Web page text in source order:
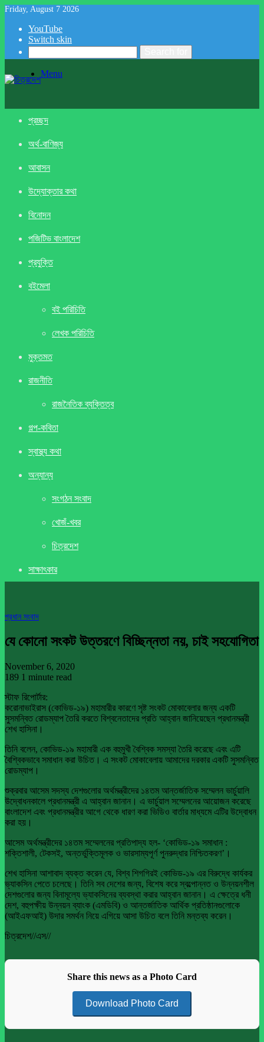
Friday, August 7 2026
YouTube
Switch skin
Menu
প্রচ্ছদ
অর্থ-বাণিজ্য
আবাসন
উদ্যোক্তার কথা
বিনোদন
পজিটিভ বাংলাদেশ
প্রযুক্তি
বইমেলা
বই পরিচিতি
লেখক পরিচিতি
মুক্তমত
রাজনীতি
রাজনৈতিক ব্যক্তিত্ব
গল্প-কবিতা
স্বাস্থ্য কথা
অন্যান্য
সংগঠন সংবাদ
খােজঁ-খবর
চিত্রদেশ
সাক্ষাৎকার
প্রধান সংবাদ
যে কোনো সংকট উত্তরণে বিচ্ছিন্নতা নয়, চাই সহযোগিতা
November 6, 2020
189 1 minute read
স্টাফ রিপোর্টার:
করোনাভাইরাস (কোভিড-১৯) মহামারীর কারণে সৃষ্ট সংকট মোকাবেলার জন্য একটি
সুসমন্বিত রোডম্যাপ তৈরি করতে বিশ্বনেতাদের প্রতি আহ্বান জানিয়েছেন প্রধানমন্ত্রী
শেখ হাসিনা।
তিনি বলেন, কোভিড-১৯ মহামারী এক বহুমুখী বৈশ্বিক সমস্যা তৈরি করেছে এবং এটি
বৈশ্বিকভাবে সমাধান করা উচিত। এ সংকট মোকাবেলায় আমাদের দরকার একটি সুসমন্বিত
রোডম্যাপ।
শুক্রবার আসেম সদস্য দেশগুলোর অর্থমন্ত্রীদের ১৪তম আন্তর্জাতিক সম্মেলন ভার্চুয়ালি
উদ্বোধনকালে প্রধানমন্ত্রী এ আহ্বান জানান। এ ভার্চুয়াল সম্মেলনের আয়োজন করেছে
বাংলাদেশ এবং প্রধানমন্ত্রীর আগে থেকে ধারণ করা ভিডিও বার্তার মাধ্যমে এটির উদ্বোধন
করা হয়।
আসেম অর্থমন্ত্রীদের ১৪তম সম্মেলনের প্রতিপাদ্য হল- ‘কোভিড-১৯ সমাধান :
শক্তিশালী, টেকসই, অন্তর্ভুক্তিমূলক ও ভারসাম্যপূর্ণ পুনরুদ্ধার নিশ্চিতকরণ’।
শেখ হাসিনা আশাবাদ ব্যক্ত করেন যে, বিশ্ব শিগগিরই কোভিড-১৯ এর বিরুদ্ধে কার্যকর
ভ্যাকসিন পেতে চলেছে। তিনি সব দেশের জন্য, বিশেষ করে স্বল্পোন্নত ও উন্নয়নশীল
দেশগুলোর জন্য বিনামূল্যে ভ্যাকসিনের ব্যবস্থা করার আহ্বান জানান। এ ক্ষেত্রে ধনী
দেশ, বহুপক্ষীয় উন্নয়ন ব্যাংক (এমডিবি) ও আন্তর্জাতিক আর্থিক প্রতিষ্ঠানগুলোকে
(আইএফআই) উদার সমর্থন নিয়ে এগিয়ে আসা উচিত বলে তিনি মন্তব্য করেন।
চিত্রদেশ//এস//
Share this news as a Photo Card
Download Photo Card